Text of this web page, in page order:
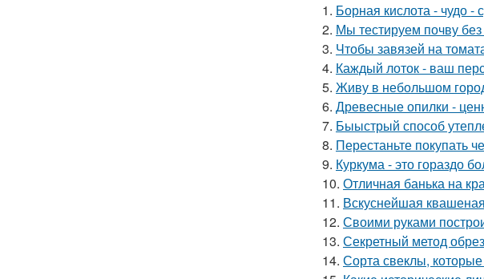
1. Борная кислота - чудо -
2. Мы тестируем почву
3. Чтобы завязей на
4. Каждый лоток - ваш
5. Живу в небольшом
6. Древесные опилки -
7. Быыстрый способ
8. Перестаньте покупать
9. Куркума - это гораздо
10. Отличная банька на
11. Вскуснейшая
12. Своими руками
13. Секретный метод
14. Сорта свеклы,